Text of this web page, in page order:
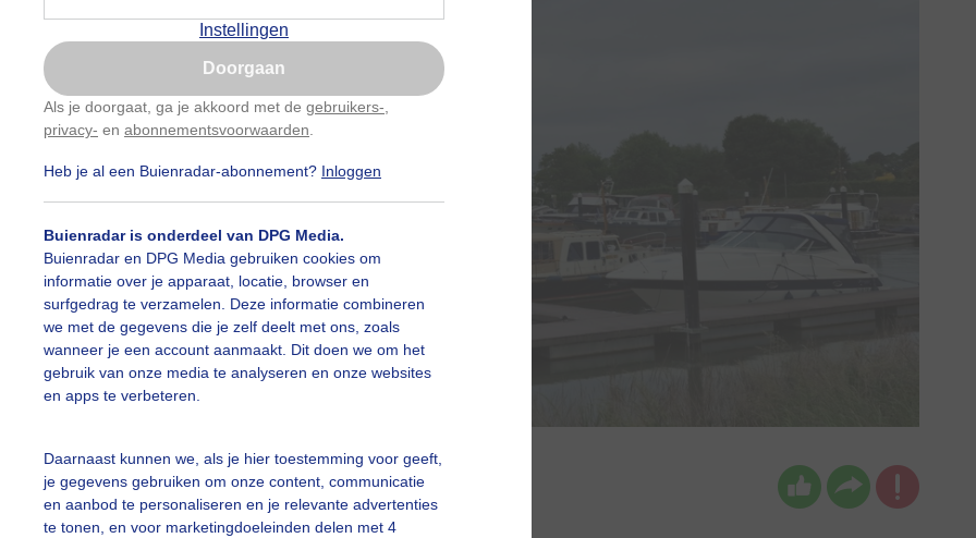
Instellingen
Doorgaan
Als je doorgaat, ga je akkoord met de gebruikers-
privacy- en abonnementsvoorwaarden
Heb je al een Buienradar-abonnement? Inloggen
Buienradar is onderdeel van DPG Media.
Buienradar en DPG Media gebruiken cookies om
informatie over je apparaat, locatie, browser en
surfgedrag te verzamelen. Deze informatie combineren
we met de gegevens die je zelf deelt met ons, zoals
wanneer je een account aanmaakt. Dit doen we om het
gebruik van onze media te analyseren en onze websites
en apps te verbeteren.
Daarnaast kunnen we, als je hier toestemming voor geeft,
je gegevens gebruiken om onze content, communicatie
en aanbod te personaliseren en je relevante advertenties
te tonen, en voor marketingdoeleinden delen met 4
Dilia van Zon Gemaakt: 15-05-2025, 28x bekeken
Is goed, toon de popup
Nu niet, misschien later
Gebruik je Safari en wil je niet elke dag deze pop-up
Klikhierom dit aan te passen